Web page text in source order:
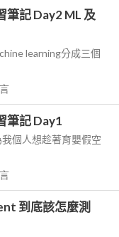
記 Day2 ML 及
learning分成三個
筆記 Day1
個人想趁著育嬰假空
到底該怎麼測